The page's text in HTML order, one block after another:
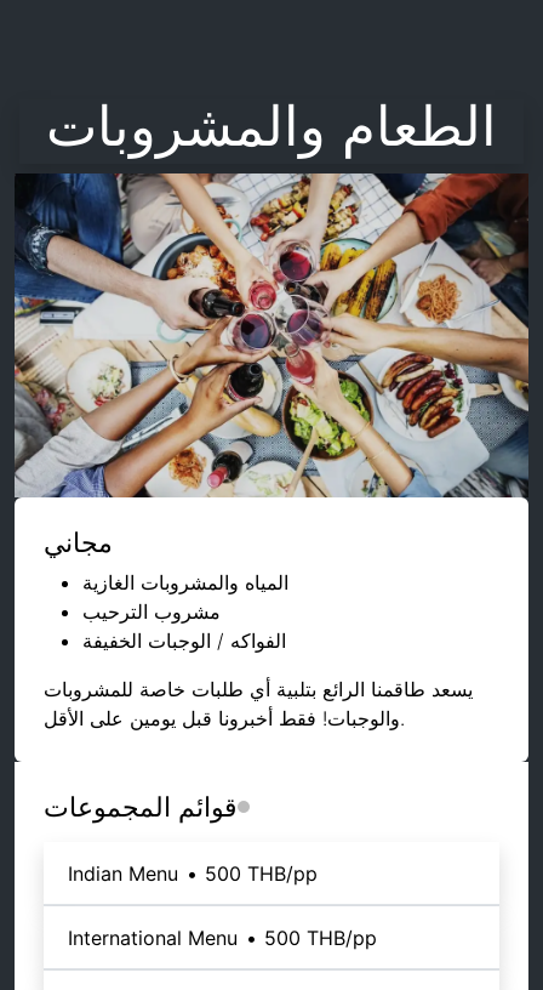
الطعام والمشروبات
مجاني
المياه والمشروبات الغازية
مشروب الترحيب
الفواكه / الوجبات الخفيفة
يسعد طاقمنا الرائع بتلبية أي طلبات خاصة للمشروبات
والوجبات! فقط أخبرونا قبل يومين على الأقل.
قوائم المجموعات
Indian Menu • 500 THB/pp
International Menu • 500 THB/pp